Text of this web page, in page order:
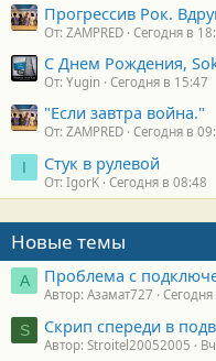
Прогрессив Рок.
От: ZAMPRED Сегодня в
С Днем Рождения,
От: Yugin Сегодня в 15:47
"Если завтра война."
От: ZAMPRED Сегодня в
I Стук в рулевой
От: IgorK Сегодня в 08:48
Новые темы
А Проблема с
Автор: Азамат727
S Скрип спереди в
Автор: Stroitel20052005